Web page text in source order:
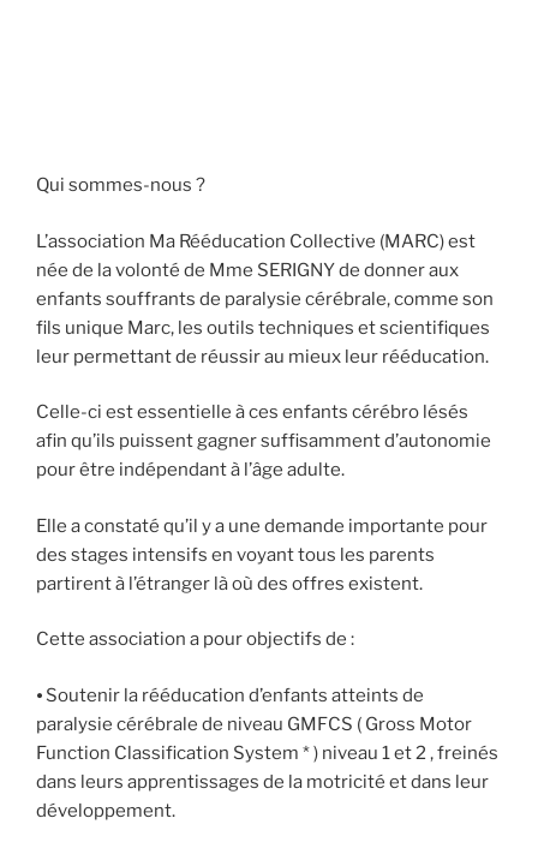
Qui sommes-nous ?
L’association Ma Rééducation Collective (MARC) est
née de la volonté de Mme SERIGNY de donner aux
enfants souffrants de paralysie cérébrale, comme son
fils unique Marc, les outils techniques et scientifiques
leur permettant de réussir au mieux leur rééducation.
Celle-ci est essentielle à ces enfants cérébro lésés
afin qu’ils puissent gagner suffisamment d’autonomie
pour être indépendant à l’âge adulte.
Elle a constaté qu’il y a une demande importante pour
des stages intensifs en voyant tous les parents
partirent à l’étranger là où des offres existent.
Cette association a pour objectifs de :
⦁ Soutenir la rééducation d’enfants atteints de
paralysie cérébrale de niveau GMFCS ( Gross Motor
Function Classification System * ) niveau 1 et 2 , freinés
dans leurs apprentissages de la motricité et dans leur
développement.